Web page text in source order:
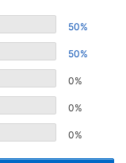
50%
50%
0%
0%
0%